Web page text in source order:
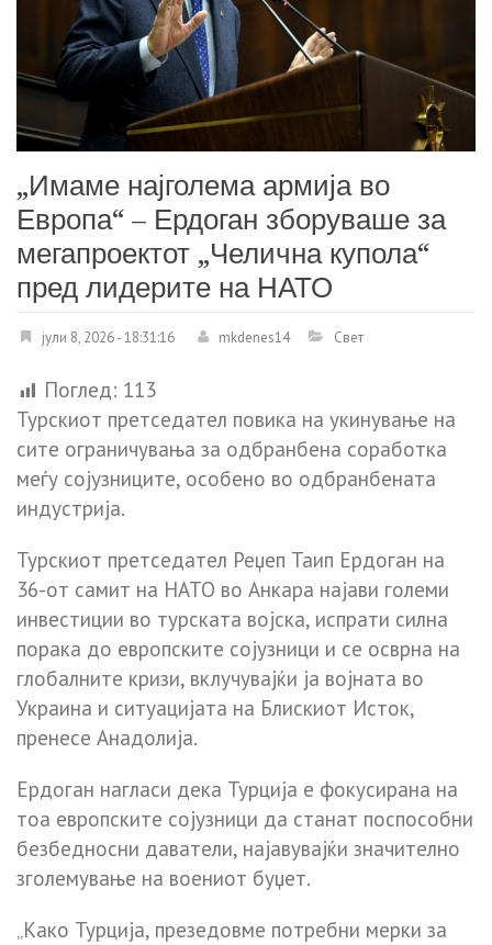
„Имаме најголема армија во
Европа“ – Ердоган зборуваше за
мегапроектот „Челична купола“
пред лидерите на НАТО
јули 8, 2026 - 18:31:16 mkdenes14 Свет
Поглед: 113
Турскиот претседател повика на укинување на
сите ограничувања за одбранбена соработка
меѓу сојузниците, особено во одбранбената
индустрија.
Турскиот претседател Реџеп Таип Ердоган на
36-от самит на НАТО во Анкара најави големи
инвестиции во турската војска, испрати силна
порака до европските сојузници и се осврна на
глобалните кризи, вклучувајќи ја војната во
Украина и ситуацијата на Блискиот Исток,
пренесе Анадолија.
Ердоган нагласи дека Турција е фокусирана на
тоа европските сојузници да станат поспособни
безбедносни даватели, најавувајќи значително
зголемување на воениот буџет.
„Како Турција, презедовме потребни мерки за